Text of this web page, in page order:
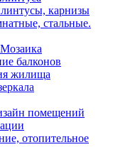
карнизы
стальные.
балконов
жилища
помещений
отопительное